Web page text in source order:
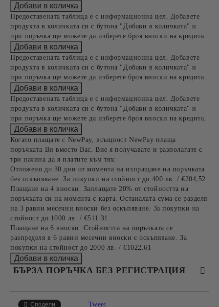
Предоставената таблица е с информационна цел. Добавете
продукта в количката си с бутона "Добави в количката" и
при поръчка ще можете да изберете броя вноски на кредита.
Предоставената таблица е с информационна цел. Добавете
продукта в количката си с бутона "Добави в количката" и
при поръчка ще можете да изберете броя вноски на кредита.
Предоставената таблица е с информационна цел. Добавете
продукта в количката си с бутона "Добави в количката" и
при поръчка ще можете да изберете броя вноски на кредита.
Когато плащате с NewPay, всъщност NewPay плаща
поръчката Ви вместо Вас. Вие я получавате и разполагате с
три начина да я платите към тях:
Отложено до 30 дни от момента на изпращане на поръчката
без оскъпяване. За покупки на стойност до 400 лв. / €204,52
Плащане на 4 вноски. Заплащате 20% от стойността на
поръчката си на момента с карта. Останалата сума се разделя
на 3 равни месечни вноски без оскъпяване. За покупки на
стойност до 1000 лв. / €511.31
Плащане на 6 вноски. Стойността на поръчката се
разпределя в 6 равни месечни вноски с оскъпяване. За
покупки на стойност до 2000 лв. / €1022.61
БЪРЗА ПОРЪЧКА БЕЗ РЕГИСТРАЦИЯ
Сподели
Tweet